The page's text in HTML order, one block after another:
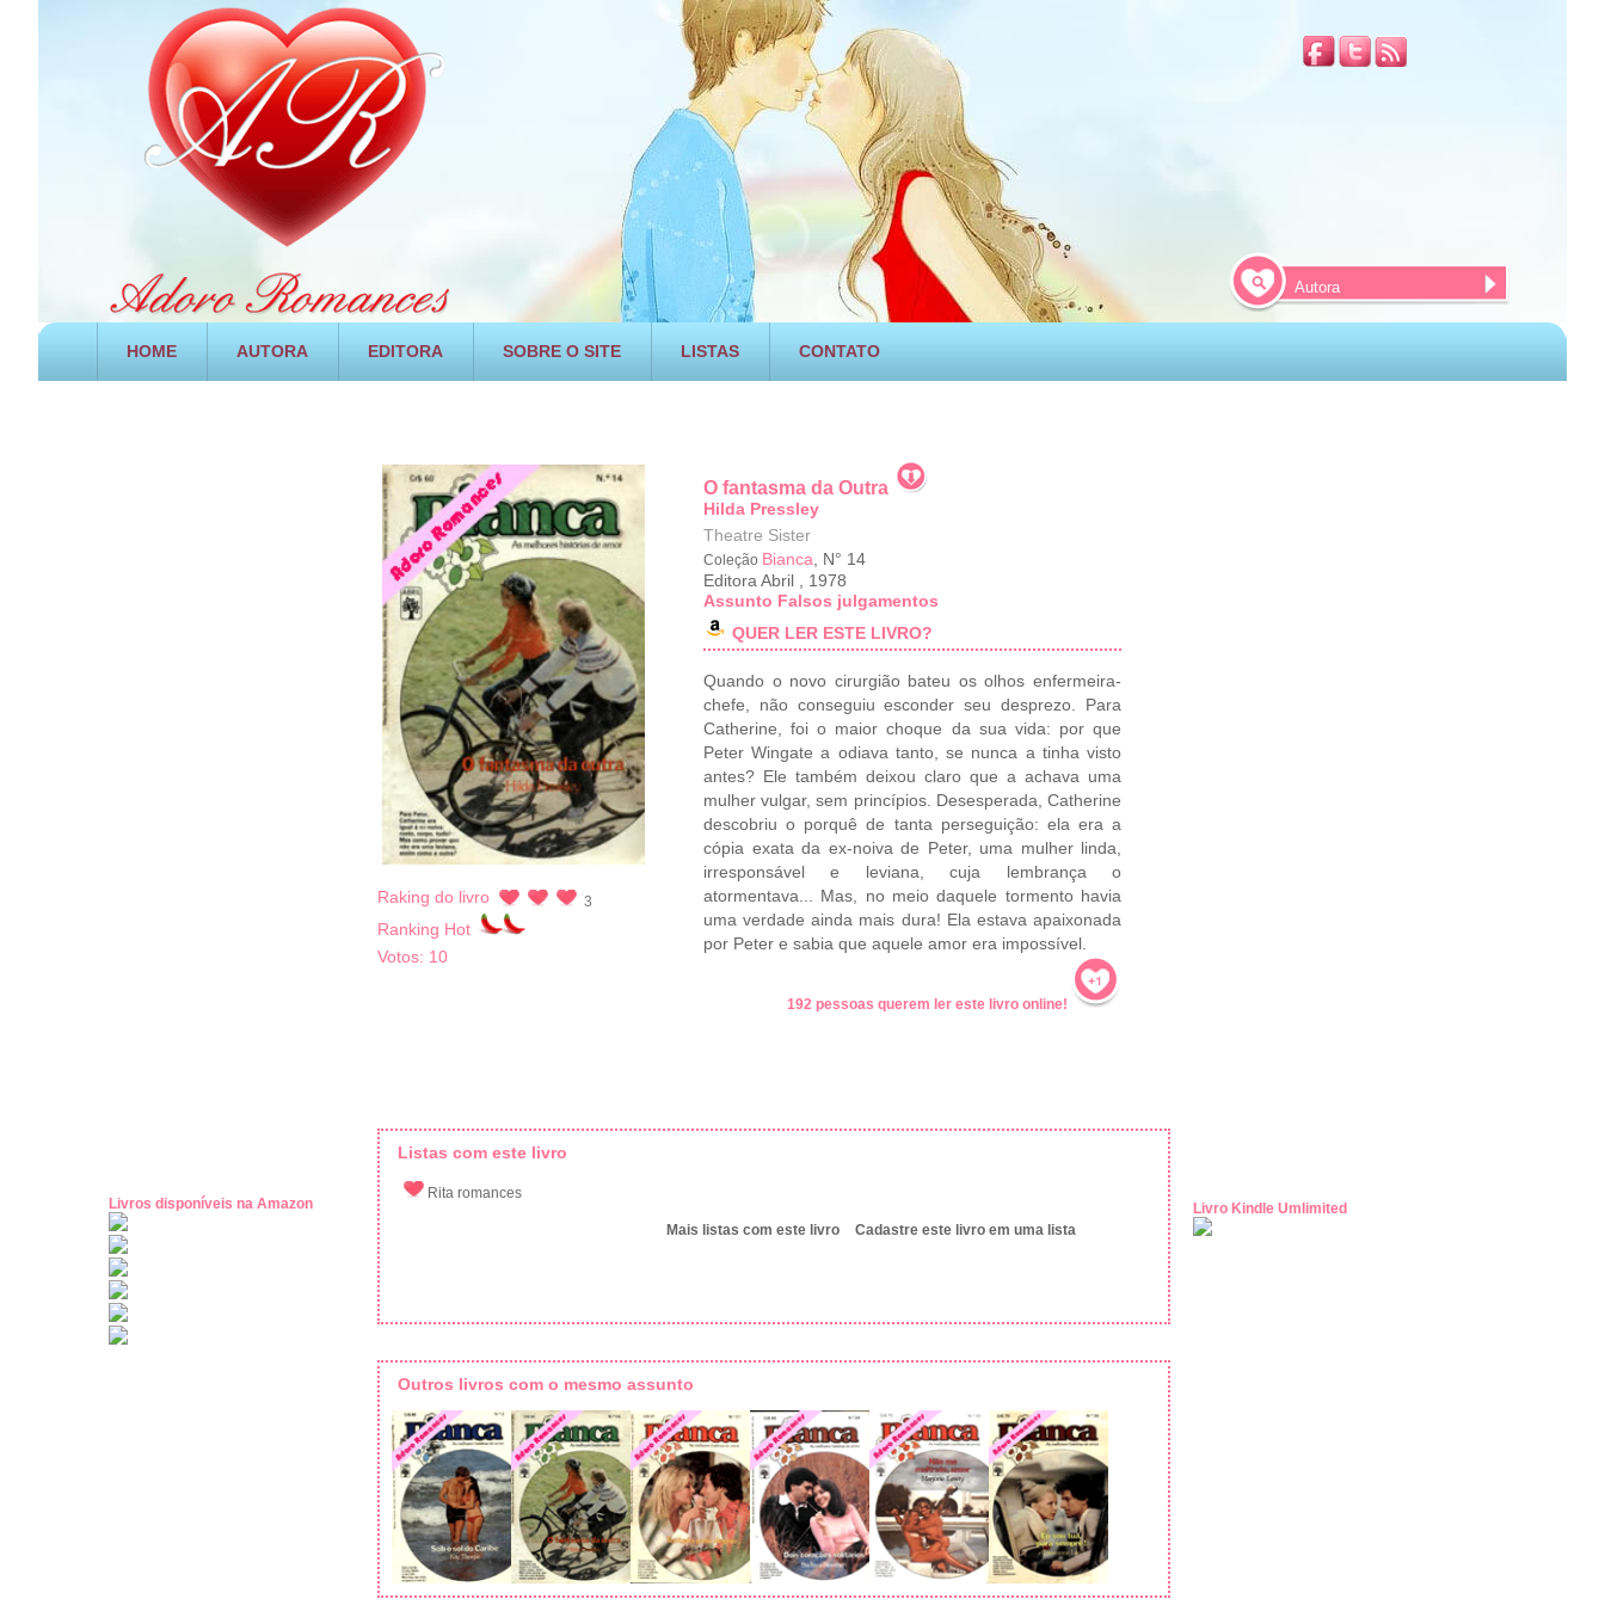
HOME AUTORA EDITORA SOBRE O SITE LISTAS CONTATO
Livros disponíveis na Amazon
Raking do livro 3
Ranking Hot
Votos: 10
O fantasma da Outra
Hilda Pressley
Theatre Sister
Coleção Bianca , N° 14
Editora Abril
1978
Assunto Falsos julgamentos
QUER LER ESTE LIVRO?
Quando o novo cirurgião bateu os olhos enfermeira-
chefe, não conseguiu esconder seu desprezo. Para
Catherine, foi o maior choque da sua vida: por que
Peter Wingate a odiava tanto, se nunca a tinha visto
antes? Ele também deixou claro que a achava uma
mulher vulgar, sem princípios. Desesperada, Catherine
descobriu o porquê de tanta perseguição: ela era a
cópia exata da ex-noiva de Peter, uma mulher linda,
irresponsável e leviana, cuja lembrança o
atormentava... Mas, no meio daquele tormento havia
uma verdade ainda mais dura! Ela estava apaixonada
por Peter e sabia que aquele amor era impossível.
192 pessoas querem ler este livro online!
Livro Kindle Umlimited
Listas com este livro
Rita romances
Mais listas com este livro Cadastre este livro em uma lista
Outros livros com o mesmo assunto